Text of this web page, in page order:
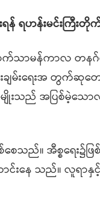
န် ရဟန်းမင်းကြီးတို
က်သာမန်ကာလ တနဂ်
ျမ်းရေးအ တွက်ဆုတ
သည် အပြစ်မဲ့သော
ည်။ အီစ္စရေး၌ဖ
နေ သည်။ လူရာနှင့်